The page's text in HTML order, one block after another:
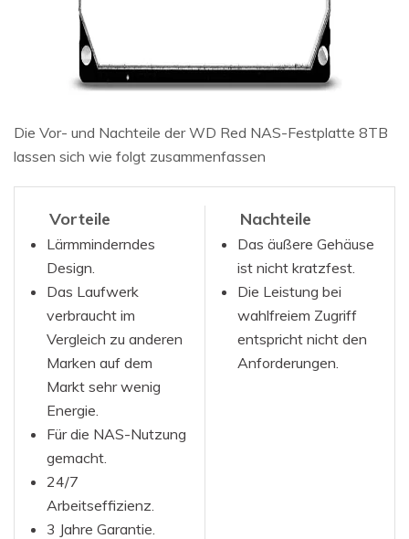
Die Vor- und Nachteile der WD Red NAS-Festplatte 8TB
lassen sich wie folgt zusammenfassen
Vorteile
Lärmminderndes
Design.
Das Laufwerk
verbraucht im
Vergleich zu anderen
Marken auf dem
Markt sehr wenig
Energie.
Für die NAS-Nutzung
gemacht.
24/7
Arbeitseffizienz.
3 Jahre Garantie.
Nachteile
Das äußere Gehäuse
ist nicht kratzfest.
Die Leistung bei
wahlfreiem Zugriff
entspricht nicht den
Anforderungen.